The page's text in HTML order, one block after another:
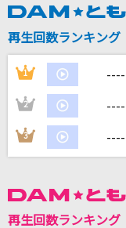
もののけ姫
米良美一
[生音]TSUNAMI
サザンオールスターズ
ネクロの花嫁
[生音]部屋
再生回数ランキング
1 ----
2 ----
3 ----
再生回数ランキング